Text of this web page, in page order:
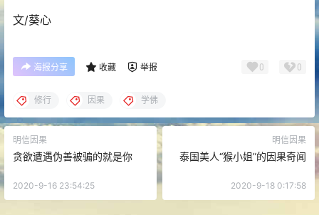
文/葵心
海报分享 收藏 举报 0 0
修行 因果 学佛
明信因果
贪欲遭遇伪善被骗的就是你
2020-9-16 23:54:25
明信因果
泰国美人“猴小姐”的因果奇闻
2020-9-18 0:17:58